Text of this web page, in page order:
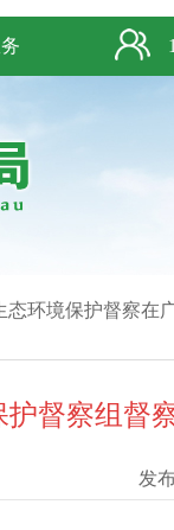
态环境保护督察在
督察组督
发